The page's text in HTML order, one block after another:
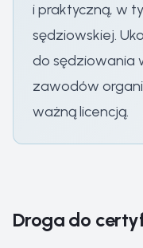
i praktyczną, w
sędziowskiej.
do sędziowania
zawodów
ważną licencją.
Droga do